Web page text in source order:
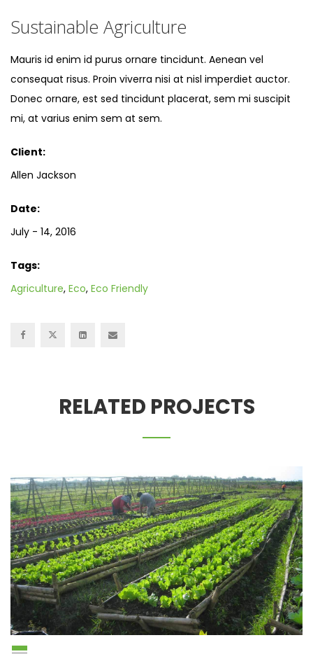
Sustainable Agriculture
Mauris id enim id purus ornare tincidunt. Aenean vel
consequat risus. Proin viverra nisi at nisl imperdiet auctor.
Donec ornare, est sed tincidunt placerat, sem mi suscipit
mi, at varius enim sem at sem.
Client:
Allen Jackson
Date:
July - 14, 2016
Tags:
Agriculture, Eco, Eco Friendly
RELATED PROJECTS